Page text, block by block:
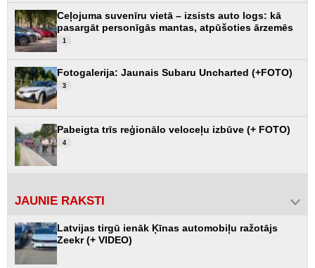
Ceļojuma suvenīru vietā – izsists auto logs: kā
pasargāt personīgās mantas, atpūšoties ārzemēs
1
Fotogalerija: Jaunais Subaru Uncharted (+FOTO)
3
Pabeigta trīs reģionālo veloceļu izbūve (+ FOTO)
4
JAUNIE RAKSTI
Latvijas tirgū ienāk Ķīnas automobiļu ražotājs
Zeekr (+ VIDEO)